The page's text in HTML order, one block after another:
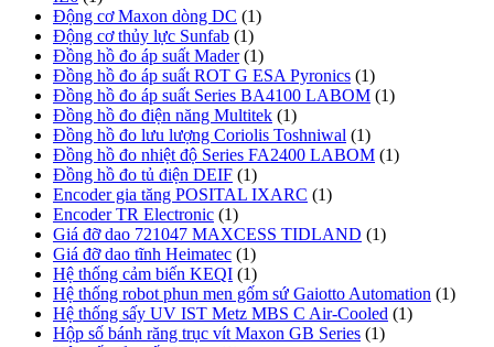
Động cơ Maxon dòng DC (1)
Động cơ thủy lực Sunfab (1)
Đồng hồ đo áp suất Mader (1)
Đồng hồ đo áp suất ROT G ESA Pyronics (1)
Đồng hồ đo áp suất Series BA4100 LABOM (1)
Đồng hồ đo điện năng Multitek (1)
Đồng hồ đo lưu lượng Coriolis Toshniwal (1)
Đồng hồ đo nhiệt độ Series FA2400 LABOM (1)
Đồng hồ đo tủ điện DEIF (1)
Encoder gia tăng POSITAL IXARC (1)
Encoder TR Electronic (1)
Giá đỡ dao 721047 MAXCESS TIDLAND (1)
Giá đỡ dao tĩnh Heimatec (1)
Hệ thống cảm biến KEQI (1)
Hệ thống robot phun men gốm sứ Gaiotto Automation (1)
Hệ thống sấy UV IST Metz MBS C Air-Cooled (1)
Hộp số bánh răng trục vít Maxon GB Series (1)